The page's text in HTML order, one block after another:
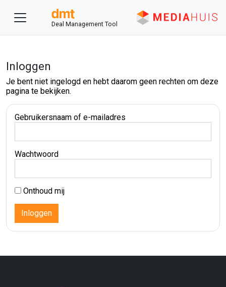
Deal Management Tool
Inloggen
Je bent niet ingelogd en hebt daarom geen rechten om deze
pagina te bekijken.
Gebruikersnaam of e-mailadres
Wachtwoord
Onthoud mij